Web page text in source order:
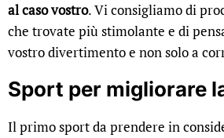
al caso vostro. Vi consigliamo di
che trovate più stimolante e di
vostro divertimento e non solo a
Sport per migliorare
Il primo sport da prendere in